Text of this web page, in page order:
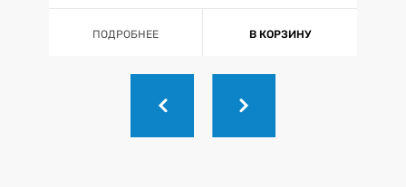
ПОДРОБНЕЕ В КОРЗИНУ